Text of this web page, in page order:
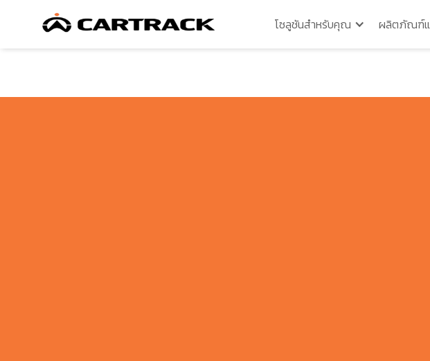
โซลูชันสำหรับคุณ ผลิตภัณฑ์แ